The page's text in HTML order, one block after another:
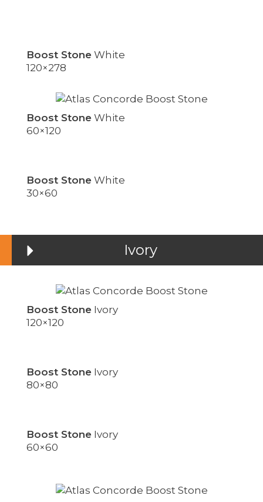
Boost Stone White
120×278
Boost Stone White
60×120
Boost Stone White
30×60
Ivory
Boost Stone Ivory
120×120
Boost Stone Ivory
80×80
Boost Stone Ivory
60×60